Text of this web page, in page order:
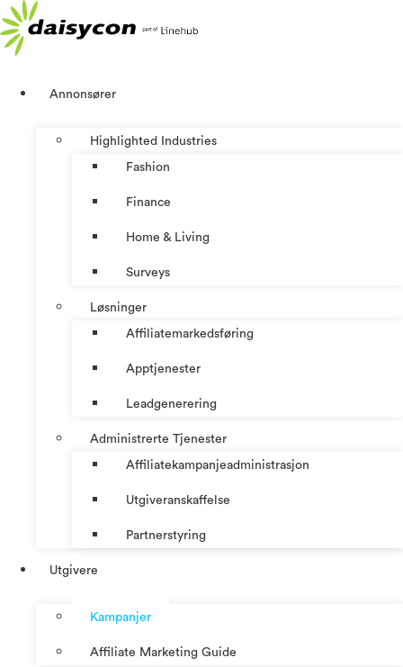
Skip
to
content
Annonsører
Highlighted Industries
Fashion
Finance
Home & Living
Surveys
Løsninger
Affiliatemarkedsføring
Apptjenester
Leadgenerering
Administrerte Tjenester
Affiliatekampanjeadministrasjon
Utgiveranskaffelse
Partnerstyring
Utgivere
Kampanjer
Affiliate Marketing Guide